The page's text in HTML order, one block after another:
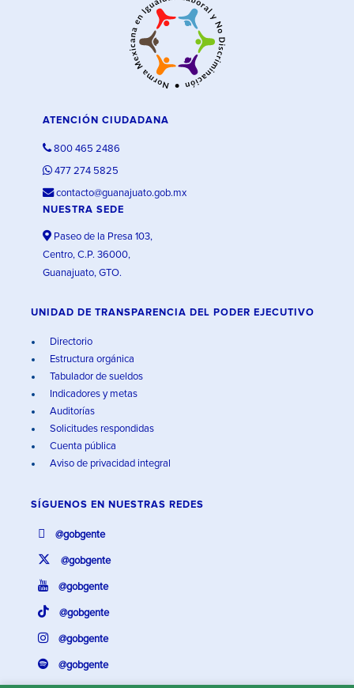
ATENCIÓN CIUDADANA
800 465 2486
477 274 5825
contacto@guanajuato.gob.mx
NUESTRA SEDE
Paseo de la Presa 103,
Centro, C.P. 36000,
Guanajuato, GTO.
UNIDAD DE TRANSPARENCIA DEL PODER EJECUTIVO
Directorio
Estructura orgánica
Tabulador de sueldos
Indicadores y metas
Auditorías
Solicitudes respondidas
Cuenta pública
Aviso de privacidad integral
SÍGUENOS EN NUESTRAS REDES
@gobgente
@gobgente
@gobgente
@gobgente
@gobgente
@gobgente